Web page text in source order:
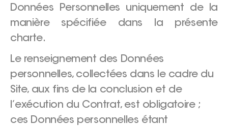
Données Personnelles uniquement de la
manière spécifiée dans la présente
charte.
Le renseignement des Données
personnelles, collectées dans le cadre du
Site, aux fins de la conclusion et de
l’exécution du Contrat, est obligatoire ;
ces Données personnelles étant